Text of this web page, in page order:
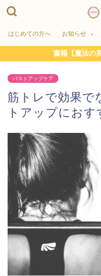
はじめての方へ お知らせ
書籍【魔法の
バストアップケア
筋トレで効果で
トアップにおす